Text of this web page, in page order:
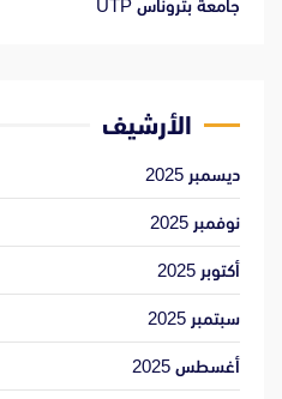
جامعة بتروناس UTP
الأرشيف
ديسمبر 2025
نوفمبر 2025
أكتوبر 2025
سبتمبر 2025
أغسطس 2025